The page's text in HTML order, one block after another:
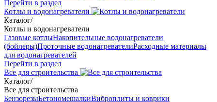
Перейти в раздел
Котлы и водонагреватели
Каталог/
Котлы и водонагреватели
Газовые котлыНакопительные водонагреватели
(бойлеры)Проточные водонагревателиРасходные материалы
для водонагревателей
Перейти в раздел
Все для строительства
Каталог/
Все для строительства
БензорезыБетономешалкиВиброплиты и коврики